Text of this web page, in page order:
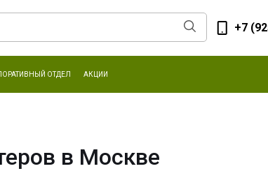
+7
ОТДЕЛ АКЦИИ
в Москве